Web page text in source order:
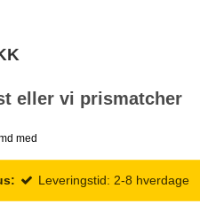
eller vi prismatcher
Leveringstid: 2-8 hverdage